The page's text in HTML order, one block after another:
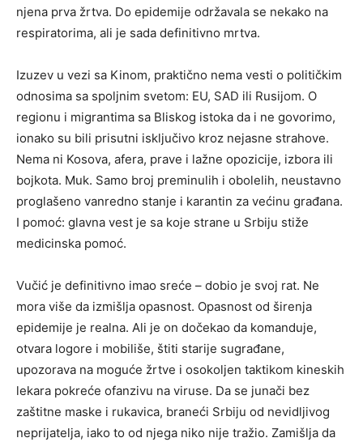
njena prva žrtva. Do epidemije održavala se nekako na
respiratorima, ali je sada definitivno mrtva.
Izuzev u vezi sa Kinom, praktično nema vesti o političkim
odnosima sa spoljnim svetom: EU, SAD ili Rusijom. O
regionu i migrantima sa Bliskog istoka da i ne govorimo,
ionako su bili prisutni isključivo kroz nejasne strahove.
Nema ni Kosova, afera, prave i lažne opozicije, izbora ili
bojkota. Muk. Samo broj preminulih i obolelih, neustavno
proglašeno vanredno stanje i karantin za većinu građana.
I pomoć: glavna vest je sa koje strane u Srbiju stiže
medicinska pomoć.
Vučić je definitivno imao sreće – dobio je svoj rat. Ne
mora više da izmišlja opasnost. Opasnost od širenja
epidemije je realna. Ali je on dočekao da komanduje,
otvara logore i mobiliše, štiti starije sugrađane,
upozorava na moguće žrtve i osokoljen taktikom kineskih
lekara pokreće ofanzivu na viruse. Da se junači bez
zaštitne maske i rukavica, braneći Srbiju od nevidljivog
neprijatelja, iako to od njega niko nije tražio. Zamišlja da